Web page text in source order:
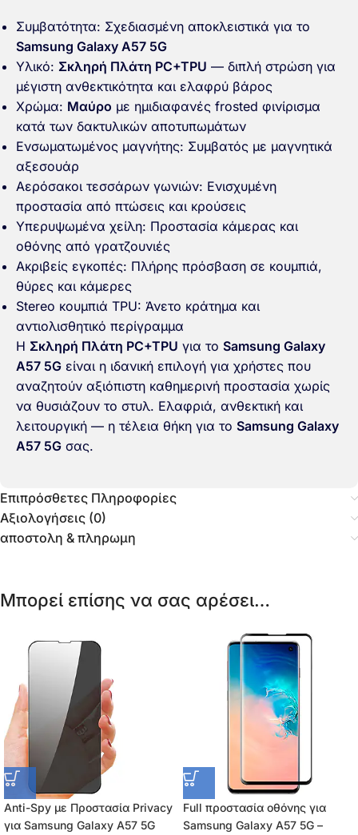
Συμβατότητα: Σχεδιασμένη αποκλειστικά για το
Samsung Galaxy A57 5G
Υλικό: Σκληρή Πλάτη PC+TPU — διπλή στρώση για
μέγιστη ανθεκτικότητα και ελαφρύ βάρος
Χρώμα: Μαύρο με ημιδιαφανές frosted φινίρισμα
κατά των δακτυλικών αποτυπωμάτων
Ενσωματωμένος μαγνήτης: Συμβατός με μαγνητικά
αξεσουάρ
Αερόσακοι τεσσάρων γωνιών: Ενισχυμένη
προστασία από πτώσεις και κρούσεις
Υπερυψωμένα χείλη: Προστασία κάμερας και
οθόνης από γρατζουνιές
Ακριβείς εγκοπές: Πλήρης πρόσβαση σε κουμπιά,
θύρες και κάμερες
Stereo κουμπιά TPU: Άνετο κράτημα και
αντιολισθητικό περίγραμμα
Η Σκληρή Πλάτη PC+TPU για το Samsung Galaxy
A57 5G είναι η ιδανική επιλογή για χρήστες που
αναζητούν αξιόπιστη καθημερινή προστασία χωρίς
να θυσιάζουν το στυλ. Ελαφριά, ανθεκτική και
λειτουργική — η τέλεια θήκη για το Samsung Galaxy
A57 5G σας.
Επιπρόσθετες Πληροφορίες
Αξιολογήσεις (0)
αποστολη & πληρωμη
Μπορεί επίσης να σας αρέσει…
Anti-Spy με Προστασία Privacy
για Samsung Galaxy A57 5G
Full προστασία οθόνης για
Samsung Galaxy A57 5G –